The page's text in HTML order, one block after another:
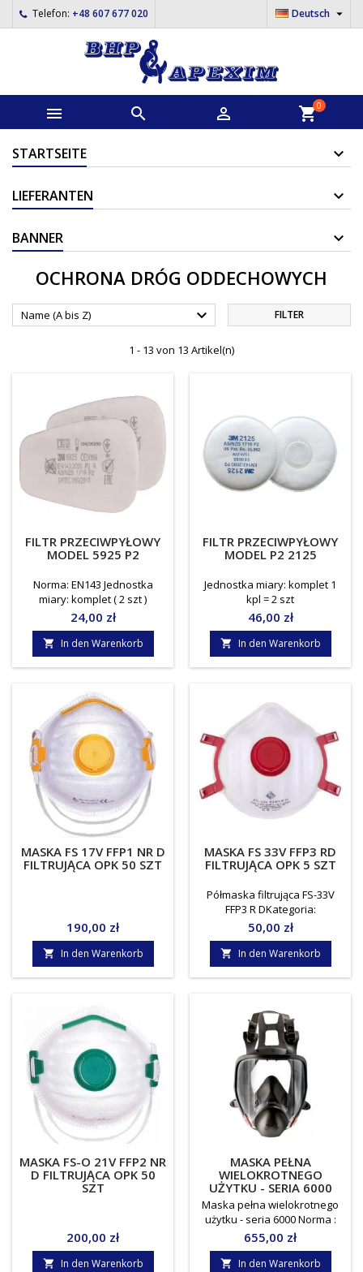
Telefon: +48 607 677 020 Deutsch 
   shopping_cart0
STARTSEITE
LIEFERANTEN
BANNER
OCHRONA DRÓG ODDECHOWYCH
Name (A bis Z)  FILTER
1 - 13 von 13 Artikel(n)
FILTR PRZECIWPYŁOWY
MODEL 5925 P2
Norma: EN143 Jednostka
miary: komplet ( 2 szt )
Preis
24,00 zł
 In den Warenkorb
FILTR PRZECIWPYŁOWY
MODEL P2 2125
Jednostka miary: komplet 1
kpl = 2 szt
Preis
46,00 zł
 In den Warenkorb
MASKA FS 17V FFP1 NR D
FILTRUJĄCA OPK 50 SZT
Preis
190,00 zł
 In den Warenkorb
MASKA FS 33V FFP3 RD
FILTRUJĄCA OPK 5 SZT
Półmaska filtrująca FS-33V
FFP3 R DKategoria:
SIMPLAKlasa: P3NDS: 30 x
NDSNorma: EN 149:2001 +
A1:2009Certyfikat: Wydany
przez CIOP PIB zgodny z UE
2016/425 Jednostka miary:
Preis
50,00 zł
 In den Warenkorb
MASKA FS-O 21V FFP2 NR
D FILTRUJĄCA OPK 50
SZT
Preis
200,00 zł
 In den Warenkorb
MASKA PEŁNA
WIELOKROTNEGO
UŻYTKU - SERIA 6000
Maska pełna wielokrotnego
użytku - seria 6000 Norma :
EN136 Jednostka miary:
sztuka
Preis
655,00 zł
 In den Warenkorb